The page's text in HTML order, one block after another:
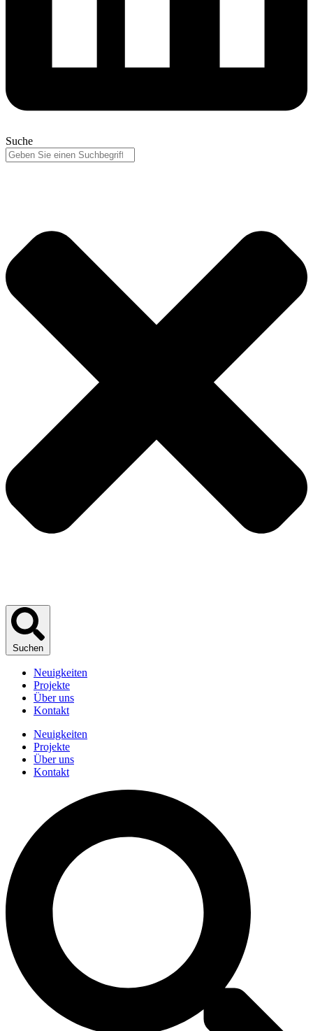
Suche
Suchen
Neuigkeiten
Projekte
Über uns
Kontakt
Neuigkeiten
Projekte
Über uns
Kontakt